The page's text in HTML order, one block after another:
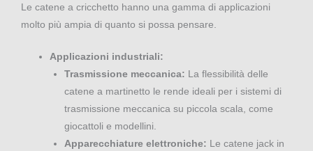
Le catene a cricchetto hanno una gamma di applicazioni
molto più ampia di quanto si possa pensare.
Applicazioni industriali:
Trasmissione meccanica: La flessibilità delle
catene a martinetto le rende ideali per i sistemi di
trasmissione meccanica su piccola scala, come
giocattoli e modellini.
Apparecchiature elettroniche: Le catene jack in